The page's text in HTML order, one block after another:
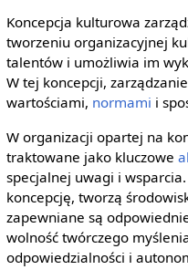
Koncepcja kulturowa
tworzeniu organizacyjnej
talentów i umożliwia im
W tej koncepcji,
wartościami, normami i
W organizacji opartej na
traktowane jako kluczowe
specjalnej uwagi i
koncepcję, tworzą
zapewniane są
wolność twórczego
odpowiedzialności i